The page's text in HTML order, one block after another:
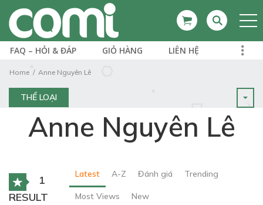
FAQ – HỎI & ĐÁP GIỎ HÀNG LIÊN HỆ
Home Anne Nguyên Lê
THỂ LOẠI
Anne Nguyên Lê
1
RESULT
Latest A-Z Đánh giá Trending
Most Views New